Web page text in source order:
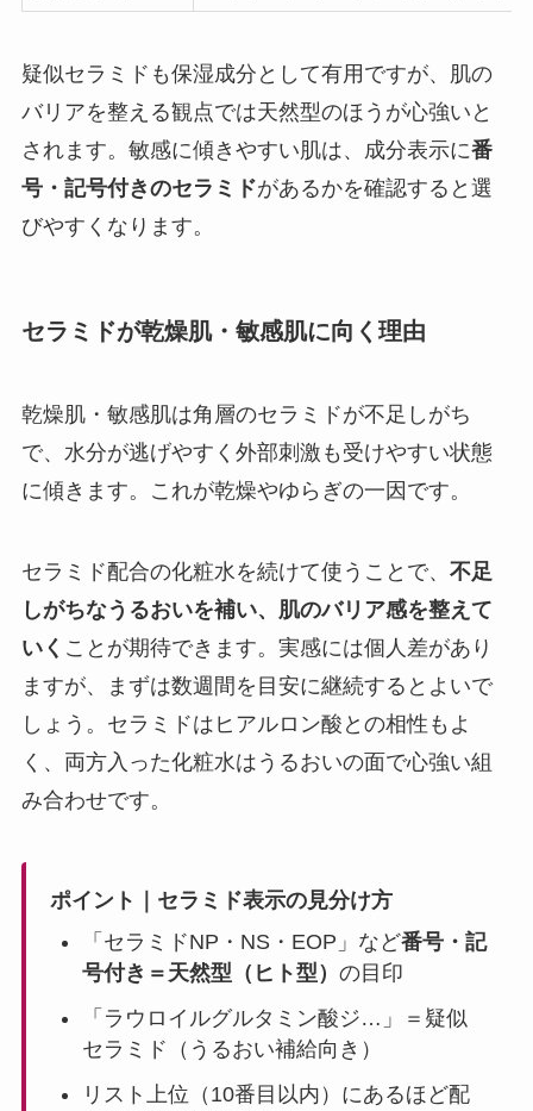
疑似セラミドも保湿成分として有用ですが、肌の
バリアを整える観点では天然型のほうが心強いと
されます。敏感に傾きやすい肌は、成分表示に番
号・記号付きのセラミドがあるかを確認すると選
びやすくなります。
セラミドが乾燥肌・敏感肌に向く理由
乾燥肌・敏感肌は角層のセラミドが不足しがち
で、水分が逃げやすく外部刺激も受けやすい状態
に傾きます。これが乾燥やゆらぎの一因です。
セラミド配合の化粧水を続けて使うことで、 不足
しがちなうるおいを補い、肌のバリア感を整えて
いく ことが期待できます。実感には個人差があり
ますが、まずは数週間を目安に継続するとよいで
しょう。セラミドはヒアルロン酸との相性もよ
く、両方入った化粧水はうるおいの面で心強い組
み合わせです。
ポイント｜セラミド表示の見分け方
「セラミドNP・NS・EOP」など番号・記
号付き＝天然型（ヒト型） の目印
「ラウロイルグルタミン酸ジ…」＝疑似
セラミド（うるおい補給向き）
リスト上位（10番目以内）にあるほど配